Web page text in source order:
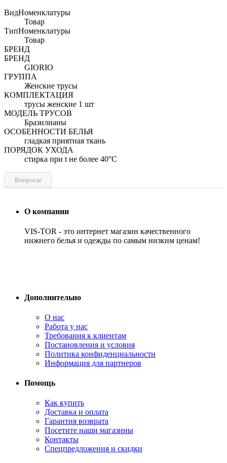
ВидНоменклатуры
Товар
ТипНоменклатуры
Товар
БРЕНД
БРЕНД
GIORIO
ГРУППА
Женские трусы
КОМПЛЕКТАЦИЯ
трусы женские 1 шт
МОДЕЛЬ ТРУСОВ
Бразилианы
ОСОБЕННОСТИ БЕЛЬЯ
гладкая приятная ткань
ПОРЯДОК УХОДА
стирка при t не более 40°C
Вопросы
О компании
VIS-TOR - это интернет магазин качественного
нижнего белья и одежды по самым низким ценам!
Дополнительно
О нас
Работа у нас
Требования к клиентам
Постановления и условия
Политика конфиденциальности
Информация для партнеров
Помощь
Как купить
Доставка и оплата
Гарантия возврата
Посетите наши магазины
Контакты
Спецпредложения и скидки